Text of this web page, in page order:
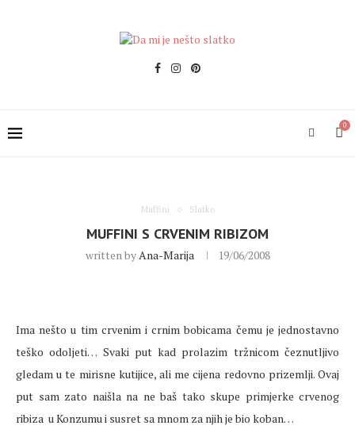
0
Muffini Slatko
MUFFINI S CRVENIM RIBIZOM
written byAna-Marija 19/06/2008
Ima nešto u tim crvenim i crnim bobicama čemu je jednostavno
teško odoljeti… Svaki put kad prolazim tržnicom čeznutljivo
gledam u te mirisne kutijice, ali me cijena redovno prizemlji. Ovaj
put sam zato naišla na ne baš tako skupe primjerke crvenog
ribiza u Konzumu i susret sa mnom za njih je bio koban…